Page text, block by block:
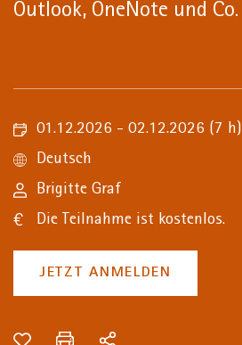
Outlook, OneNote und Co.
01.12.2026 - 02.12.2026 (7 h)
Deutsch
Brigitte Graf
Die Teilnahme ist kostenlos.
JETZT ANMELDEN